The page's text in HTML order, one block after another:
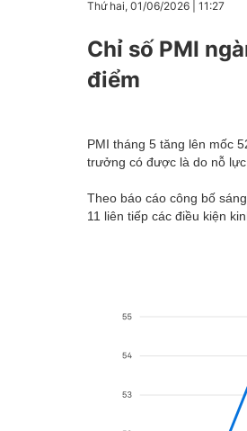
Kinh tế
Thứ hai, 01/06/2026 11:27
Chỉ số PMI
điểm
PMI tháng 5 tăng lên mốc
trưởng có được là do nỗ
Theo báo cáo công bố
11 liên tiếp các điều kiện